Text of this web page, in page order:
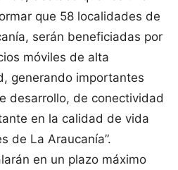
que 58 localidades de
serán beneficiadas por
móviles de alta
generando importantes
desarrollo, de conectividad
en la calidad de vida
de La Araucanía”.
en un plazo máximo